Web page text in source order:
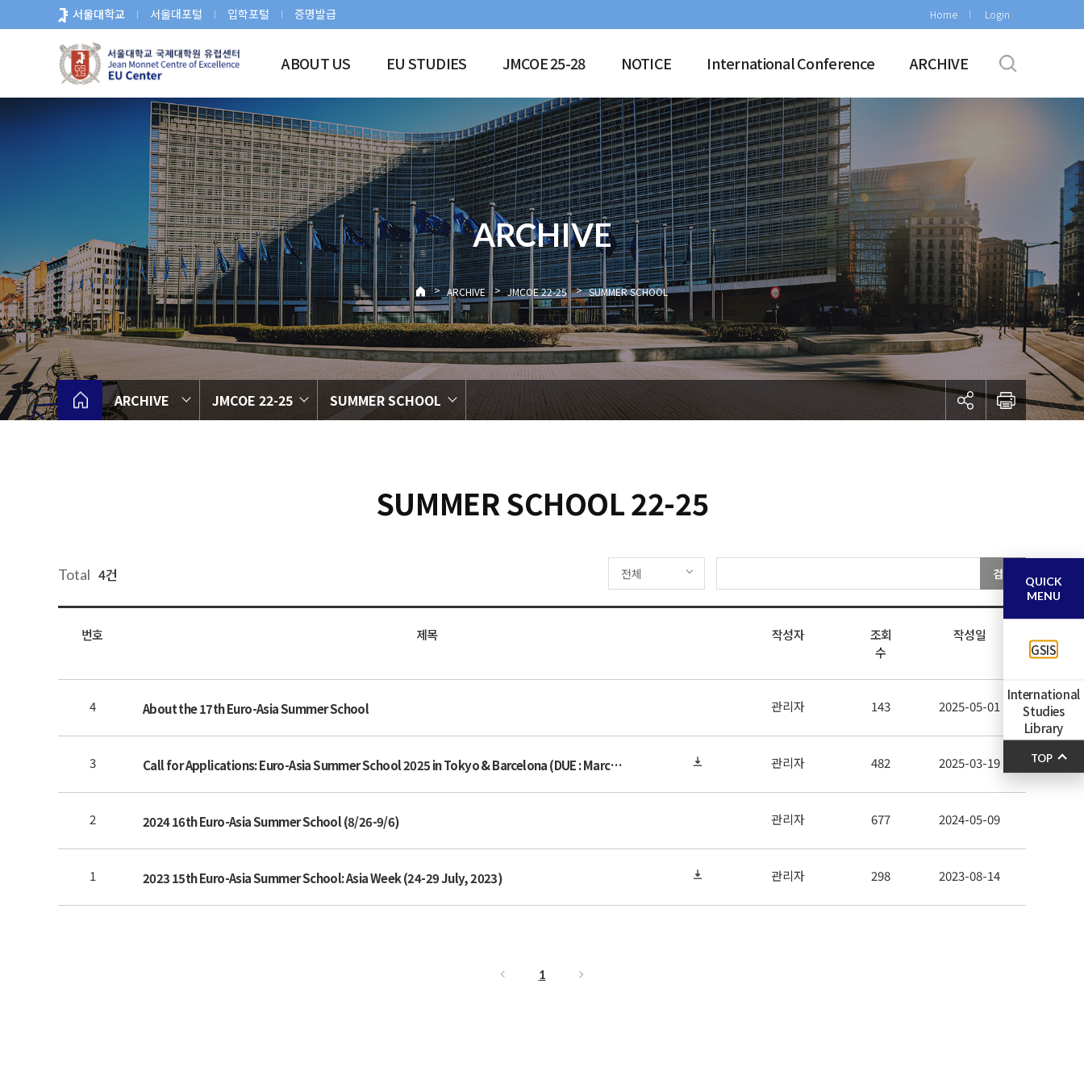
로
서울대학교 서울대포털 입학포털 증명발급 Home Login
ABOUT US EU STUDIES JMCOE 25-28 NOTICE International Conference ARCHIVE
ARCHIVE
> ARCHIVE > JMCOE 22-25 > SUMMER SCHOOL
ARCHIVE JMCOE 22-25 SUMMER SCHOOL
SUMMER SCHOOL 22-25
Total 4건 전체 검색
번호 제목 작성자
조회
수
작성일
4 About the 17th Euro-Asia Summer School 관리자 143 2025-05-01
3 Call for Applications: Euro-Asia Summer School 2025 in Tokyo & Barcelona (DUE : March 30th Sunday, 2025) 관리자 482 2025-03-19
2 2024 16th Euro-Asia Summer School (8/26-9/6) 관리자 677 2024-05-09
1 2023 15th Euro-Asia Summer School: Asia Week (24-29 July, 2023) 관리자 298 2023-08-14
1
QUICK
MENU
GSIS
International
Studies
Library
TOP